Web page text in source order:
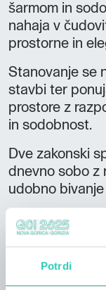
Potrdi
šarmom in
nahaja v
prostorne in
Stanovanje se
stavbi ter
prostore z
in sodobnost.
Dve zakonski
dnevno sobo z
udobno
Dnevna soba,
starinskega
Dve kopalnici –